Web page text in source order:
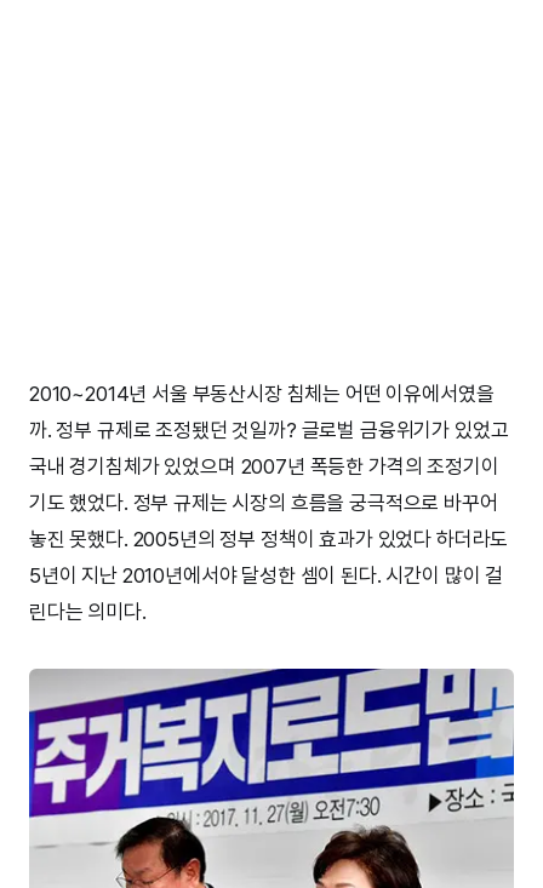
2010~2014년 서울 부동산시장 침체는 어떤 이유에서였을
까. 정부 규제로 조정됐던 것일까? 글로벌 금융위기가 있었고
국내 경기침체가 있었으며 2007년 폭등한 가격의 조정기이
기도 했었다. 정부 규제는 시장의 흐름을 궁극적으로 바꾸어
놓진 못했다. 2005년의 정부 정책이 효과가 있었다 하더라도
5년이 지난 2010년에서야 달성한 셈이 된다. 시간이 많이 걸
린다는 의미다.